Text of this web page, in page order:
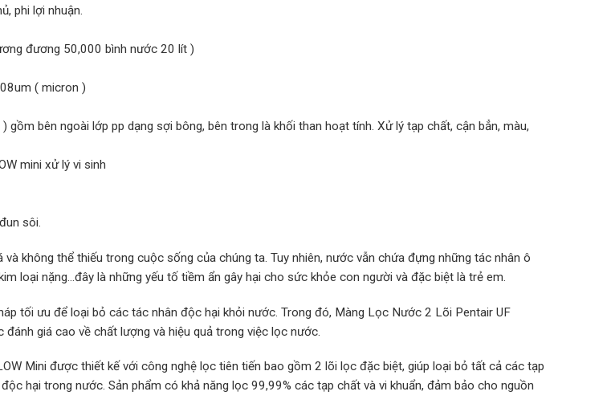
phi lợi nhuận.
đương 50,000 bình nước 20 lít )
( micron )
gồm bên ngoài lớp pp dạng sợi bông, bên trong là khối than hoạt tính. Xử lý tạp chất, cận bẳn, màu,
mini xử lý vi sinh
sôi.
và không thể thiếu trong cuộc sống của chúng ta. Tuy nhiên, nước vẫn chứa đựng những tác nhân ô
loại nặng…đây là những yếu tố tiềm ẩn gây hại cho sức khỏe con người và đặc biệt là trẻ em.
tối ưu để loại bỏ các tác nhân độc hại khỏi nước. Trong đó, Màng Lọc Nước 2 Lõi Pentair UF
đánh giá cao về chất lượng và hiệu quả trong việc lọc nước.
Mini được thiết kế với công nghệ lọc tiên tiến bao gồm 2 lõi lọc đặc biệt, giúp loại bỏ tất cả các tạp
hại trong nước. Sản phẩm có khả năng lọc 99,99% các tạp chất và vi khuẩn, đảm bảo cho nguồn